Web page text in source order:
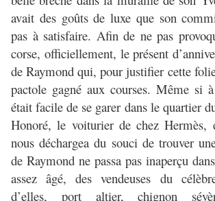
avait des goûts de luxe que son
pas à satisfaire. Afin de ne pas
corse, officiellement, le présent
de Raymond qui, pour justifier cette
pactole gagné aux courses. Même si
était facile de se garer dans le quartier
Honoré, le voiturier de chez Hermès,
nous déchargea du souci de trouver
de Raymond ne passa pas inaperçu
assez âgé, des vendeuses du
d’elles, port altier, chignon